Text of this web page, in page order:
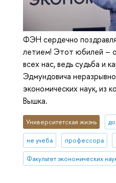
ФЭН сердечно
летием! Этот юбилей –
всех нас, ведь судьба и
Эдмундовича
экономических наук, из
Вышка.
Университетская жизнь
не учеба профессора
Факультет экономических